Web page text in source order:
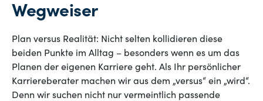
Wegweiser
Plan versus Realität: Nicht selten kollidieren diese
beiden Punkte im Alltag – besonders wenn es um das
Planen der eigenen Karriere geht. Als Ihr persönlicher
Karriereberater machen wir aus dem „versus“ ein „wird“.
Denn wir suchen nicht nur vermeintlich passende